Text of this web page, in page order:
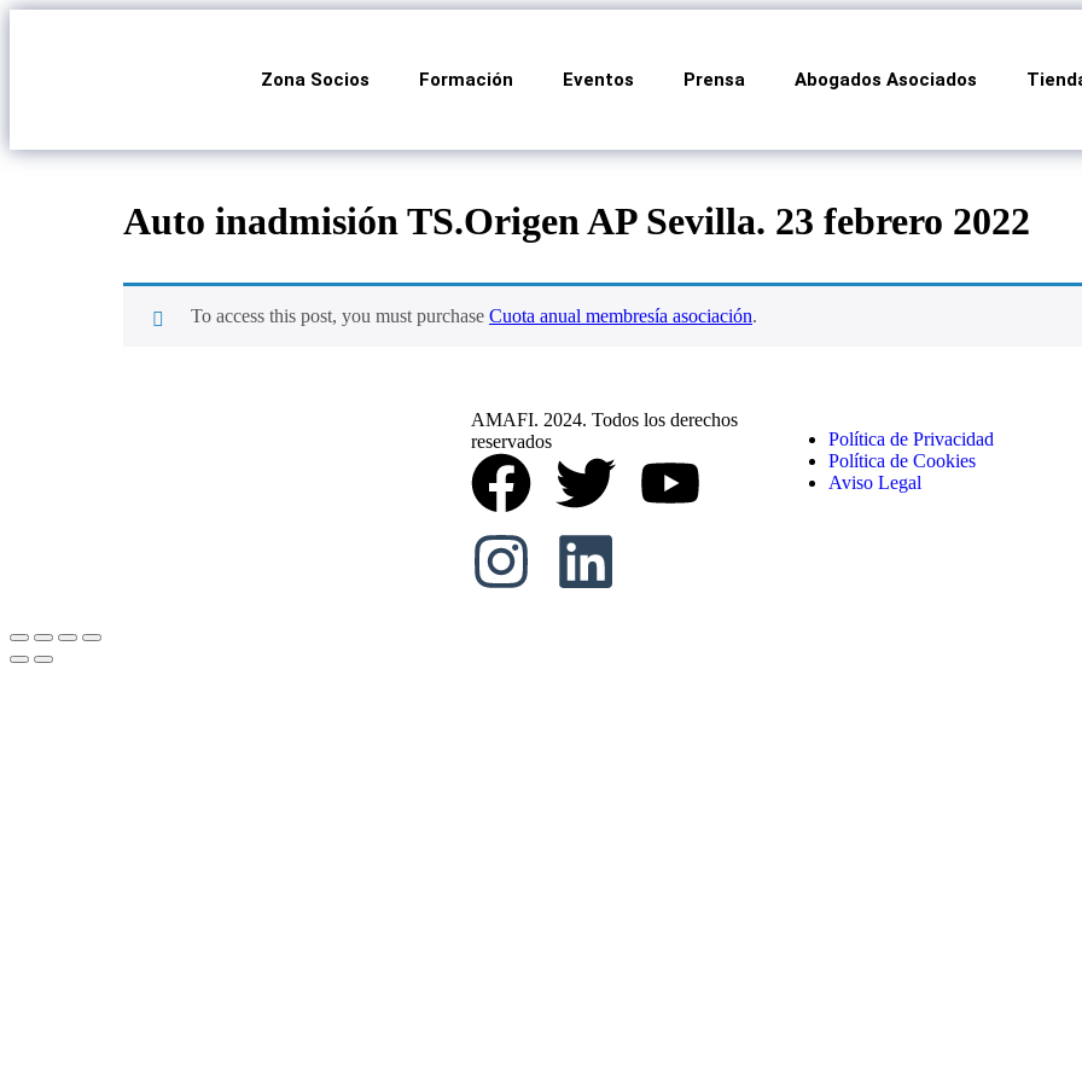
Zona Socios Formación Eventos Prensa Abogados Asociados
Auto inadmisión TS.Origen AP Sevilla. 23 febrero 2022
To access this post, you must purchase Cuota anual membresía asociación.
AMAFI. 2024. Todos los derechos
reservados
Política de Privacidad
Política de Cookies
Aviso Legal